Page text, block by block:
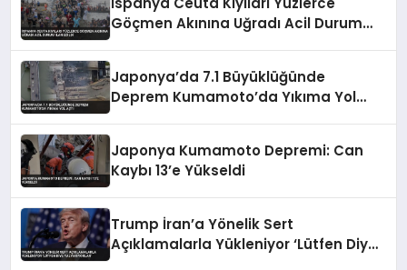
Göçmen Akınına Uğradı Acil Durum
Japonya’da 7.1 Büyüklüğünde
Deprem Kumamoto’da Yıkıma Yol
Japonya Kumamoto Depremi: Can
Kaybı 13’e Yükseldi
Trump İran’a Yönelik Sert
Açıklamalarla Yükleniyor ‘Lütfen Diye